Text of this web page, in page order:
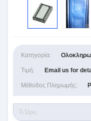
Κατηγορία:
Τιμή: Email us for
Μέθοδος Πληρωμής: